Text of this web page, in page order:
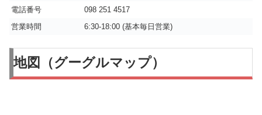
電話番号
098 251 4517
営業時間
6:30-18:00 (基本毎日営業)
地図（グーグルマップ）